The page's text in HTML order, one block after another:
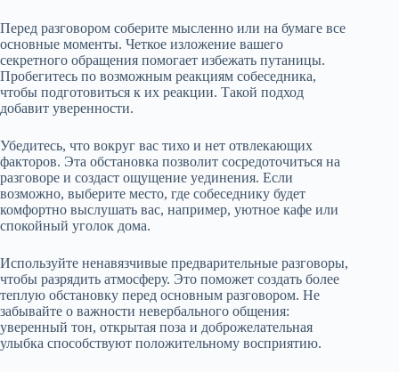
Перед разговором соберите мысленно или на бумаге все
основные моменты. Четкое изложение вашего
секретного обращения помогает избежать путаницы.
Пробегитесь по возможным реакциям собеседника,
чтобы подготовиться к их реакции. Такой подход
добавит уверенности.
Убедитесь, что вокруг вас тихо и нет отвлекающих
факторов. Эта обстановка позволит сосредоточиться на
разговоре и создаст ощущение уединения. Если
возможно, выберите место, где собеседнику будет
комфортно выслушать вас, например, уютное кафе или
спокойный уголок дома.
Используйте ненавязчивые предварительные разговоры,
чтобы разрядить атмосферу. Это поможет создать более
теплую обстановку перед основным разговором. Не
забывайте о важности невербального общения:
уверенный тон, открытая поза и доброжелательная
улыбка способствуют положительному восприятию.